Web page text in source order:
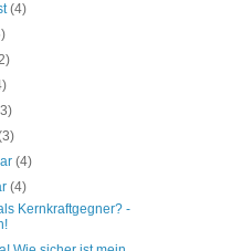
(4)
(4)
(4)
Kernkraftgegner? -